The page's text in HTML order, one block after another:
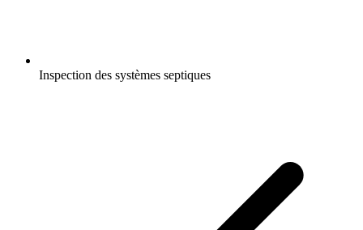
Inspection des systèmes septiques